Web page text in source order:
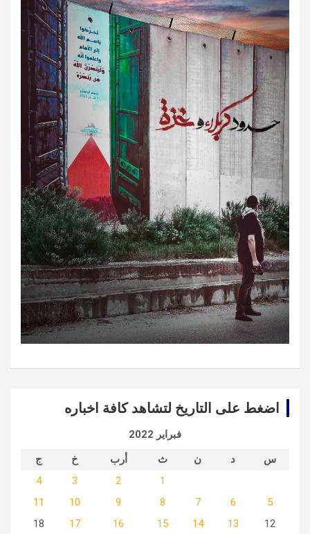
اضغط على التاريخ لتشاهد كافة اخباره
فبراير 2022
س
د ن ث أرب خ
ج
1
2
3
4
5
6
7
8
9
10
11
12
13
14
15
16
17
18